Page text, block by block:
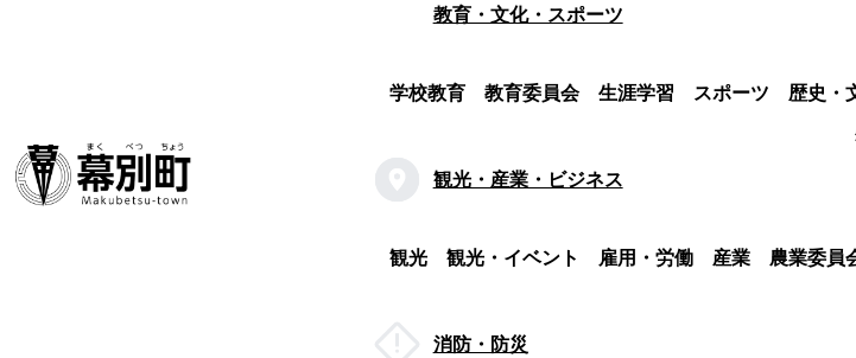
教育・文化・スポーツ
学校教育 教育委員会 生涯学習 スポーツ
歴史・
観光・産業・ビジネス
観光 観光・イベント 雇用・労働 産業 農業委員
消防・防災